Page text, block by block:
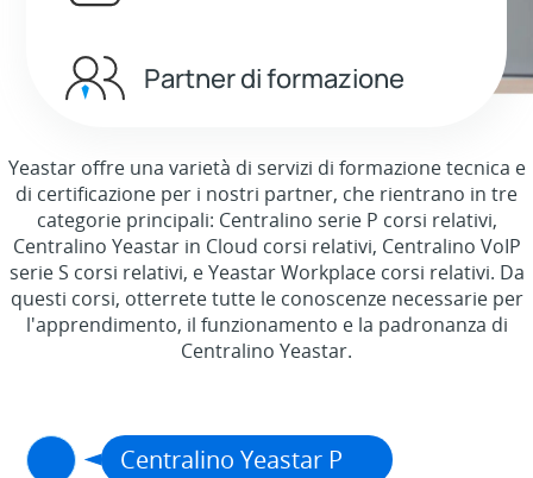
Partner di formazione
Yeastar offre una varietà di servizi di formazione tecnica e
di certificazione per i nostri partner, che rientrano in tre
categorie principali: Centralino serie P corsi relativi,
Centralino Yeastar in Cloud corsi relativi, Centralino VoIP
serie S corsi relativi, e Yeastar Workplace corsi relativi. Da
questi corsi, otterrete tutte le conoscenze necessarie per
l'apprendimento, il funzionamento e la padronanza di
Centralino Yeastar.
Centralino Yeastar P